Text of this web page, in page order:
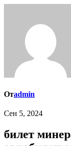
Отadmin
Сен 5, 2024
билет